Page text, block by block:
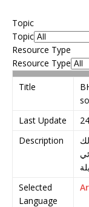
Topic
Topic
Resource Type
Resource Type
Title
Last Update
Description
Selected
Language